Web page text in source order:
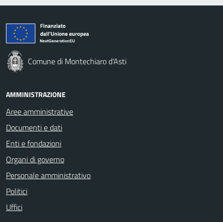
Comune di Montechiaro d'Asti
AMMINISTRAZIONE
Aree amministrative
Documenti e dati
Enti e fondazioni
Organi di governo
Personale amministrativo
Politici
Uffici